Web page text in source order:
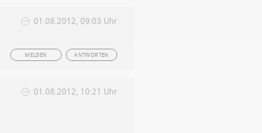
01.08.2012, 09:03 Uhr
ANTWORTEN
MELDEN
01.08.2012, 10:21 Uhr